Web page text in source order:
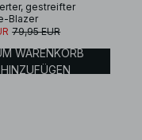
gestreifter
Blazer
79,95 EUR
WARENKORB
HINZUFÜGEN